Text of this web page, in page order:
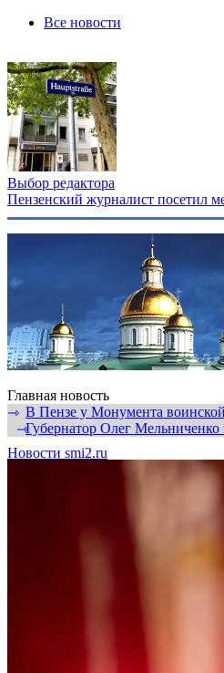
Все новости
Выбор редактора
Пензенский журналист посетил
Главная новость
⇾ В Пензе у Монумента
⇾Губернатор Олег
Новости smi2.ru